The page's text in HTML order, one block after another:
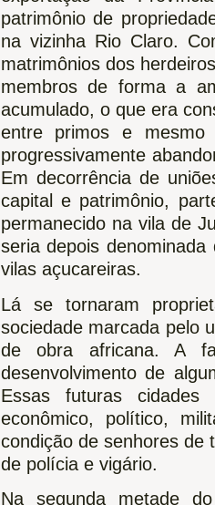
patrimônio de
na vizinha Rio Claro.
matrimônios dos
membros de forma a
acumulado, o que era
entre primos e
progressivamente
Em decorrência de
capital e patrimônio,
permanecido na vila de
seria depois
vilas açucareiras.
Lá se tornaram
sociedade marcada pelo
de obra africana. A
desenvolvimento de
Essas futuras
econômico, político,
condição de senhores de
de polícia e vigário.
Na segunda metade